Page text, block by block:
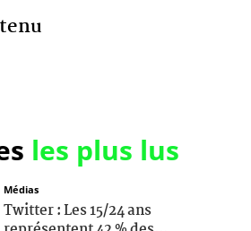
les plus lus
Médias
Twitter : Les 15/24 ans